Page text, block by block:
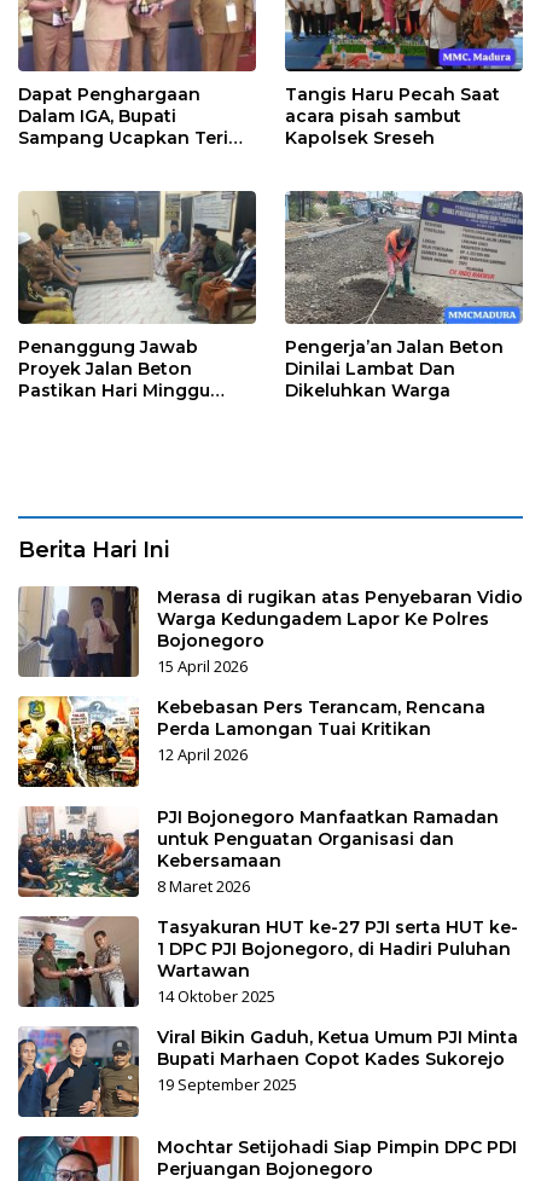
Dapat Penghargaan
Dalam IGA, Bupati
Sampang Ucapkan Terima
Tangis Haru Pecah Saat
acara pisah sambut
Kapolsek Sreseh
Penanggung Jawab
Proyek Jalan Beton
Pastikan Hari Minggu
Pengerja’an Jalan Beton
Dinilai Lambat Dan
Dikeluhkan Warga
Berita Hari Ini
Merasa di rugikan atas Penyebaran Vidio
Warga Kedungadem Lapor Ke Polres
Bojonegoro
15 April 2026
Kebebasan Pers Terancam, Rencana
Perda Lamongan Tuai Kritikan
12 April 2026
PJI Bojonegoro Manfaatkan Ramadan
untuk Penguatan Organisasi dan
Kebersamaan
8 Maret 2026
Tasyakuran HUT ke-27 PJI serta HUT ke-
1 DPC PJI Bojonegoro, di Hadiri Puluhan
Wartawan
14 Oktober 2025
Viral Bikin Gaduh, Ketua Umum PJI Minta
Bupati Marhaen Copot Kades Sukorejo
19 September 2025
Mochtar Setijohadi Siap Pimpin DPC PDI
Perjuangan Bojonegoro